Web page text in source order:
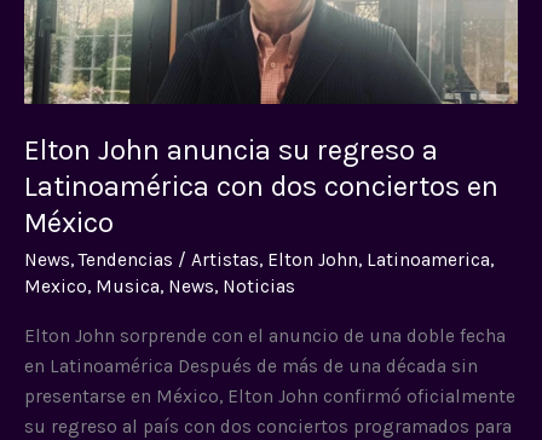
Elton John anuncia su regreso a
Latinoamérica con dos conciertos en
México
News,Tendencias / Artistas, Elton John, Latinoamerica,
Mexico, Musica, News, Noticias
Elton John sorprende con el anuncio de una doble fecha
en Latinoamérica Después de más de una década sin
presentarse en México, Elton John confirmó oficialmente
su regreso al país con dos conciertos programados para
Latinoamérica
con
dos
conciertos
México